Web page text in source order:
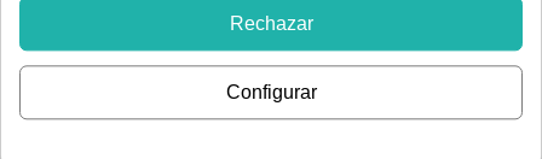
Ver más artículos de
Grifería Grifería para baño
Rechazar
Configurar